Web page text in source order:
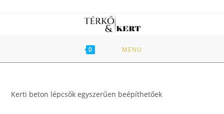
0 MENU
Kerti beton lépcsők egyszerűen beépíthetőek